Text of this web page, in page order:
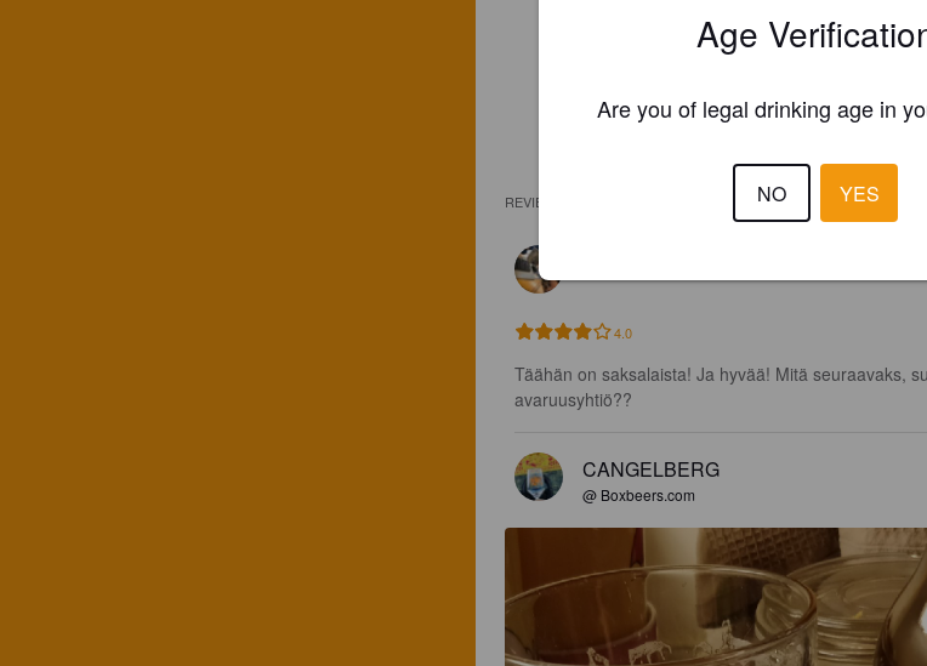
REVIEWS
4.0
Täähän on saksalaista! Ja hyvää! Mitä seuraavaks,
avaruusyhtiö??
CANGELBERG
@ Boxbeers.com
Age
Are you of legal drinking age in
NO YES